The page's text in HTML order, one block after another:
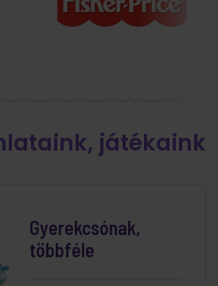
játékaink
Gyerekcsónak,
többféle